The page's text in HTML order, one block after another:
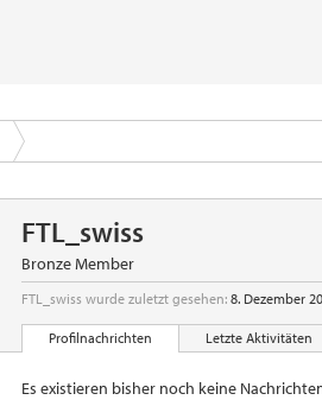
FTL_swiss
Bronze Member
FTL_swiss wurde zuletzt gesehen: 8. Dezember
Profilnachrichten Letzte Aktivitäten
Es existieren bisher noch keine